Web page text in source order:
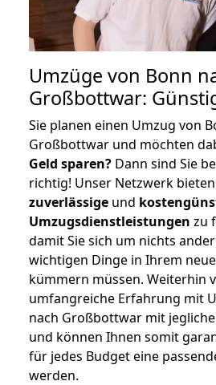
Umzüge von Bonn
Großbottwar:
Sie planen einen Umzug von
Großbottwar und möchten
Geld sparen? Dann sind Sie
richtig! Unser Netzwerk
zuverlässige und
Umzugsdienstleistungen zu
damit Sie sich um nichts
wichtigen Dinge in Ihrem
kümmern müssen. Weiterhin
umfangreiche Erfahrung mit
nach Großbottwar mit
und können Ihnen somit
für jedes Budget eine
werden.